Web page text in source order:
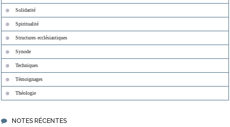
Solidarité
Spiritualité
Structures ecclésiastiques
Synode
Techniques
Témoignages
Théologie
NOTES RÉCENTES